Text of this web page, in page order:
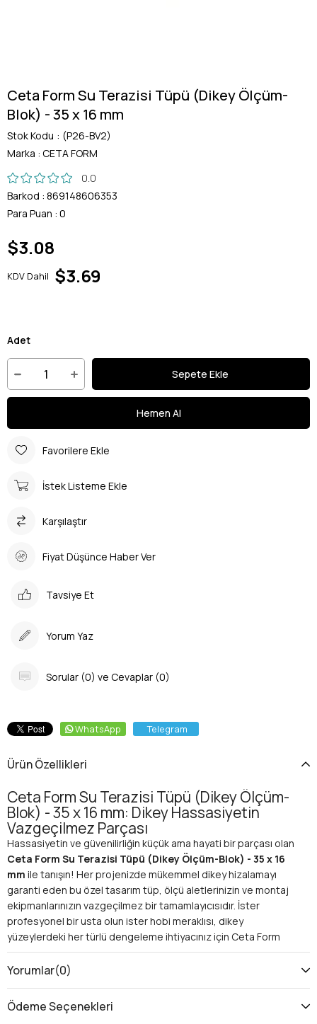
Ceta Form Su Terazisi Tüpü (Dikey Ölçüm-
Blok) - 35 x 16 mm
Stok Kodu
(P26-BV2)
Marka : CETA FORM
0.0
Barkod : 869148606353
Para Puan : 0
$3.08
KDV Dahil $3.69
Adet
Favorilere Ekle
İstek Listeme Ekle
Karşılaştır
Fiyat Düşünce Haber Ver
Tavsiye Et
Yorum Yaz
Sorular (0) ve Cevaplar (0)
WhatsApp Telegram
Ürün Özellikleri
Ceta Form Su Terazisi Tüpü (Dikey Ölçüm-
Blok) - 35 x 16 mm: Dikey Hassasiyetin
Vazgeçilmez Parçası
Hassasiyetin ve güvenilirliğin küçük ama hayati bir parçası olan
Ceta Form Su Terazisi Tüpü (Dikey Ölçüm-Blok) - 35 x 16
mm ile tanışın! Her projenizde mükemmel dikey hizalamayı
garanti eden bu özel tasarım tüp, ölçü aletlerinizin ve montaj
ekipmanlarınızın vazgeçilmez bir tamamlayıcısıdır. İster
profesyonel bir usta olun ister hobi meraklısı, dikey
yüzeylerdeki her türlü dengeleme ihtiyacınız için Ceta Form
kalitesiyle tanışın. Yanlış hizalamaların önüne geçin, işinizin
kalitesini artırın ve her seferinde kusursuz sonuçlar elde
Neden Ceta Form Su Terazisi Tüpü Blok Tip? Avantajları
ve Kullanım Alanları
Yorumlar(0)
Ödeme Seçenekleri